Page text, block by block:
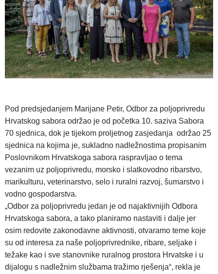
Pod predsjedanjem Marijane Petir, Odbor za poljoprivredu
Hrvatskog sabora održao je od početka 10. saziva Sabora
70 sjednica, dok je tijekom proljetnog zasjedanja održao 25
sjednica na kojima je, sukladno nadležnostima propisanim
Poslovnikom Hrvatskoga sabora raspravljao o tema
vezanim uz poljoprivredu, morsko i slatkovodno ribarstvo,
marikulturu, veterinarstvo, selo i ruralni razvoj, šumarstvo i
vodno gospodarstva.
„Odbor za poljoprivredu jedan je od najaktivnijih Odbora
Hrvatskoga sabora, a tako planiramo nastaviti i dalje jer
osim redovite zakonodavne aktivnosti, otvaramo teme koje
su od interesa za naše poljoprivrednike, ribare, seljake i
težake kao i sve stanovnike ruralnog prostora Hrvatske i u
dijalogu s nadležnim službama tražimo rješenja“, rekla je